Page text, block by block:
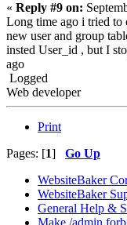
« Reply #9 on:
Long time ago i tried to
new user and group
insted User_id , but I
ago
Logged
Web developer
Print
Pages: [1] Go Up
WebsiteBaker
WebsiteBaker
General Help &